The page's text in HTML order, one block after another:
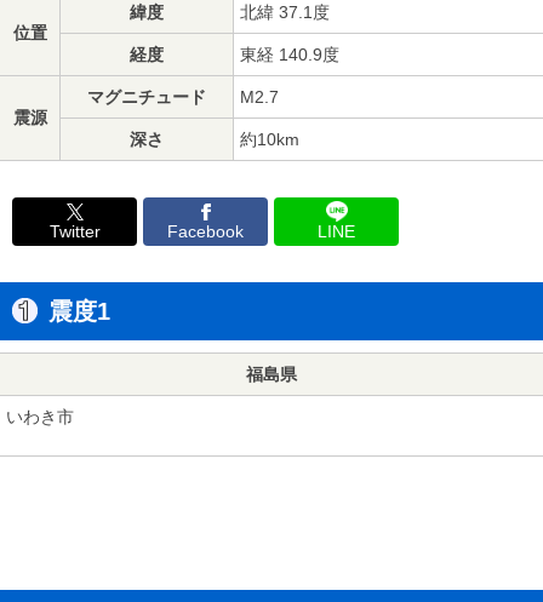
位置
緯度 北緯 37.1度
経度 東経 140.9度
震源
マグニチュード M2.7
深さ 約10km
Twitter Facebook LINE
震度1
福島県
いわき市